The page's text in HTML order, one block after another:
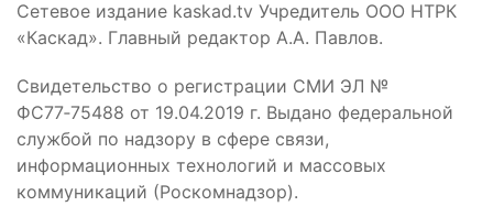
Сетевое издание kaskad.tv Учредитель ООО НТРК
«Каскад». Главный редактор А.А. Павлов.
Свидетельство о регистрации СМИ ЭЛ №
ФС77‑75488 от 19.04.2019 г. Выдано федеральной
службой по надзору в сфере связи,
информационных технологий и массовых
коммуникаций (Роскомнадзор).